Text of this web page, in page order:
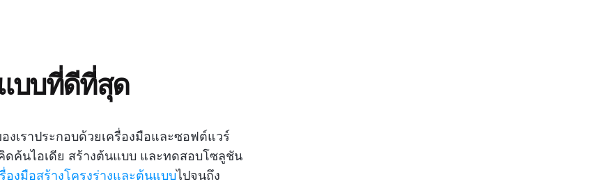
บบที่ดีที่สุด
งเราประกอบด้วยเครื่องมือและซอฟต์แวร์
ค้นไอเดีย สร้างต้นแบบ และทดสอบโซลูชัน
องมือสร้างโครงร่างและต้นแบบไปจนถึง